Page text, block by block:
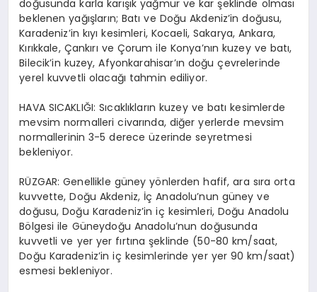
doğusunda karla karışık yağmur ve kar şeklinde olması
beklenen yağışların; Batı ve Doğu Akdeniz’in doğusu,
Karadeniz’in kıyı kesimleri, Kocaeli, Sakarya, Ankara,
Kırıkkale, Çankırı ve Çorum ile Konya’nın kuzey ve batı,
Bilecik’in kuzey, Afyonkarahisar’ın doğu çevrelerinde
yerel kuvvetli olacağı tahmin ediliyor.
HAVA SICAKLIĞI: Sıcaklıkların kuzey ve batı kesimlerde
mevsim normalleri civarında, diğer yerlerde mevsim
normallerinin 3-5 derece üzerinde seyretmesi
bekleniyor.
RÜZGAR: Genellikle güney yönlerden hafif, ara sıra orta
kuvvette, Doğu Akdeniz, İç Anadolu’nun güney ve
doğusu, Doğu Karadeniz’in iç kesimleri, Doğu Anadolu
Bölgesi ile Güneydoğu Anadolu’nun doğusunda
kuvvetli ve yer yer fırtına şeklinde (50-80 km/saat,
Doğu Karadeniz’in iç kesimlerinde yer yer 90 km/saat)
esmesi bekleniyor.